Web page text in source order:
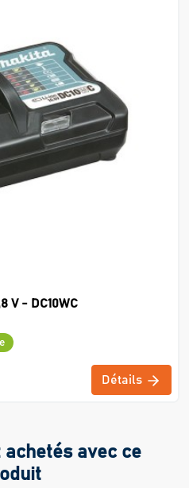
V - DC10WC
Détails
achetés avec ce